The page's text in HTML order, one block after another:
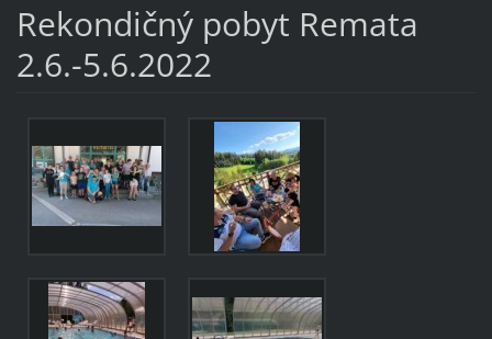
Rekondičný pobyt Remata
2.6.-5.6.2022